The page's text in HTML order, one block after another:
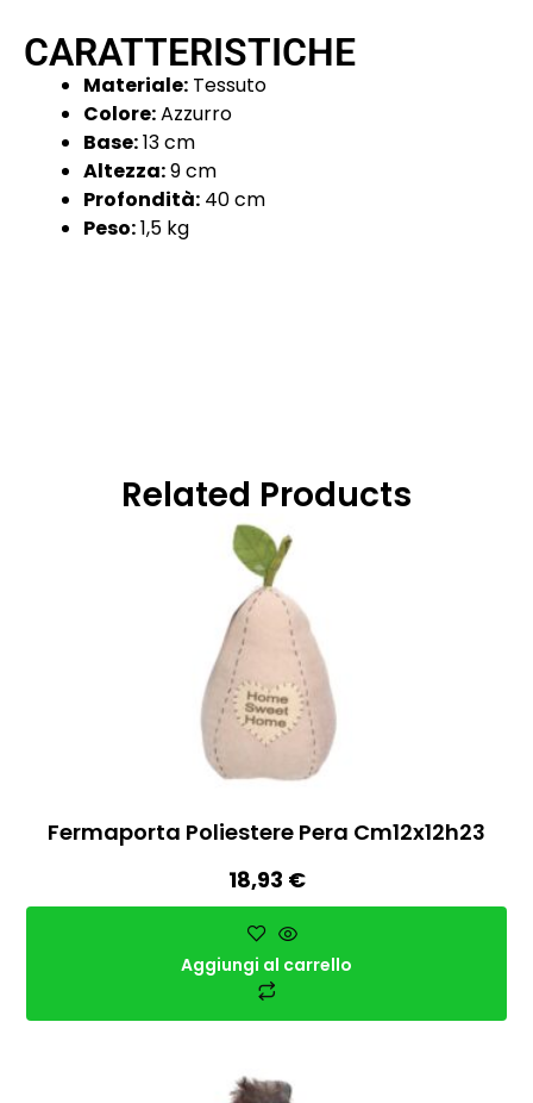
CARATTERISTICHE
Materiale: Tessuto
Colore:Azzurro
Base:13 cm
Altezza:9 cm
Profondità: 40 cm
Peso:1,5 kg
Related Products
Fermaporta Poliestere Pera Cm12x12h23
18,93 €
Aggiungi al carrello